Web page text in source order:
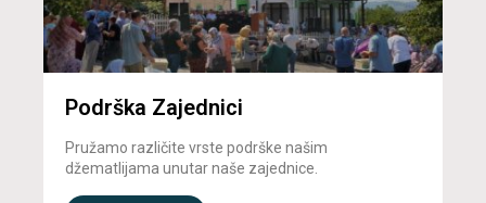
Podrška Zajednici
Pružamo različite vrste podrške našim
džematlijama unutar naše zajednice.